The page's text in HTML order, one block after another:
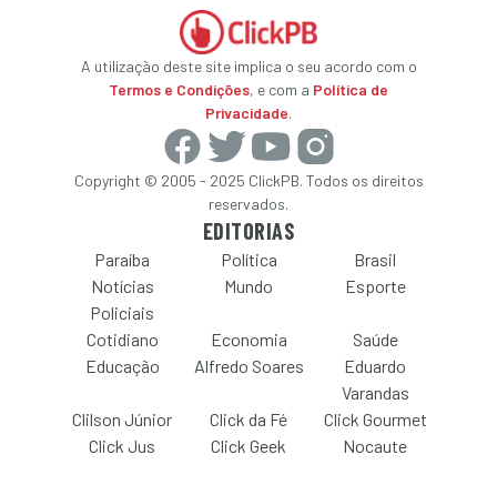
A utilização deste site implica o seu acordo com o
Termos e Condições, e com a Política de
Privacidade.
Copyright © 2005 - 2025 ClickPB. Todos os direitos
reservados.
EDITORIAS
Paraíba Política
Brasil
Notícias
Policiais
Mundo Esporte
Cotidiano Economia
Saúde
Educação
Alfredo Soares
Eduardo
Varandas
Clilson Júnior
Click da Fé
Click Gourmet
Click Jus
Click Geek Nocaute